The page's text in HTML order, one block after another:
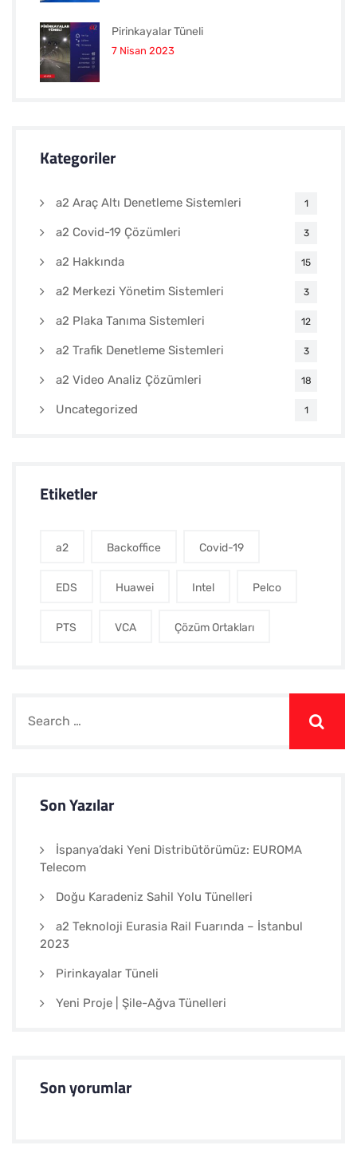
Pirinkayalar Tüneli
7 Nisan 2023
Kategoriler
a2 Araç Altı Denetleme Sistemleri 1
a2 Covid-19 Çözümleri 3
a2 Hakkında 15
a2 Merkezi Yönetim Sistemleri 3
a2 Plaka Tanıma Sistemleri 12
a2 Trafik Denetleme Sistemleri 3
a2 Video Analiz Çözümleri 18
Uncategorized 1
Etiketler
a2 Backoffice Covid-19
EDS Huawei Intel Pelco
PTS VCA Çözüm Ortakları
Son Yazılar
İspanya’daki Yeni Distribütörümüz: EUROMA
Telecom
Doğu Karadeniz Sahil Yolu Tünelleri
a2 Teknoloji Eurasia Rail Fuarında – İstanbul
2023
Pirinkayalar Tüneli
Yeni Proje | Şile-Ağva Tünelleri
Son yorumlar